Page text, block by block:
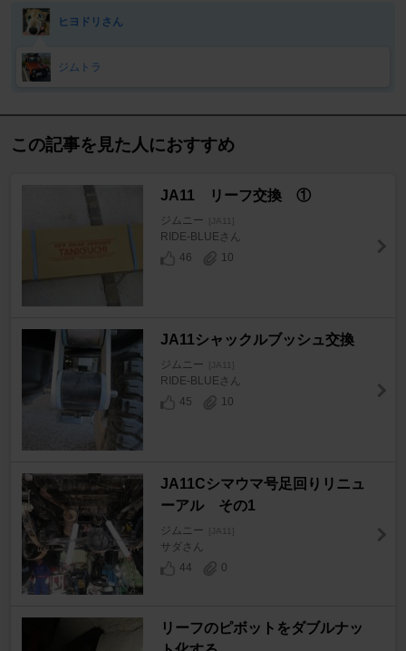
ヒヨドリさん
ジムトラ
この記事を見た人におすすめ
JA11 リーフ交換 ①
ジムニー [JA11]
RIDE-BLUEさん
46
10
JA11シャックルブッシュ交換
ジムニー [JA11]
RIDE-BLUEさん
45
10
JA11Cシマウマ号足回りリニュ
ーアル その1
ジムニー [JA11]
サダさん
44
0
リーフのピボットをダブルナッ